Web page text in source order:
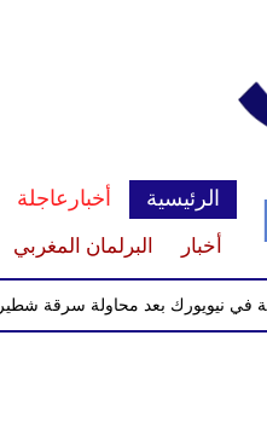
الرئيسية أخبارعاجلة
أخبار البرلمان المغربي
بعد محاولة سرقة شطيرة